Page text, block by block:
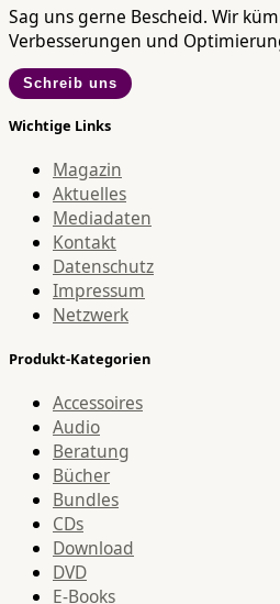
Sag uns gerne Bescheid. Wir
Verbesserungen und
Schreib uns
Wichtige Links
Magazin
Aktuelles
Mediadaten
Kontakt
Datenschutz
Impressum
Netzwerk
Produkt-Kategorien
Accessoires
Audio
Beratung
Bücher
Bundles
CDs
Download
DVD
E-Books